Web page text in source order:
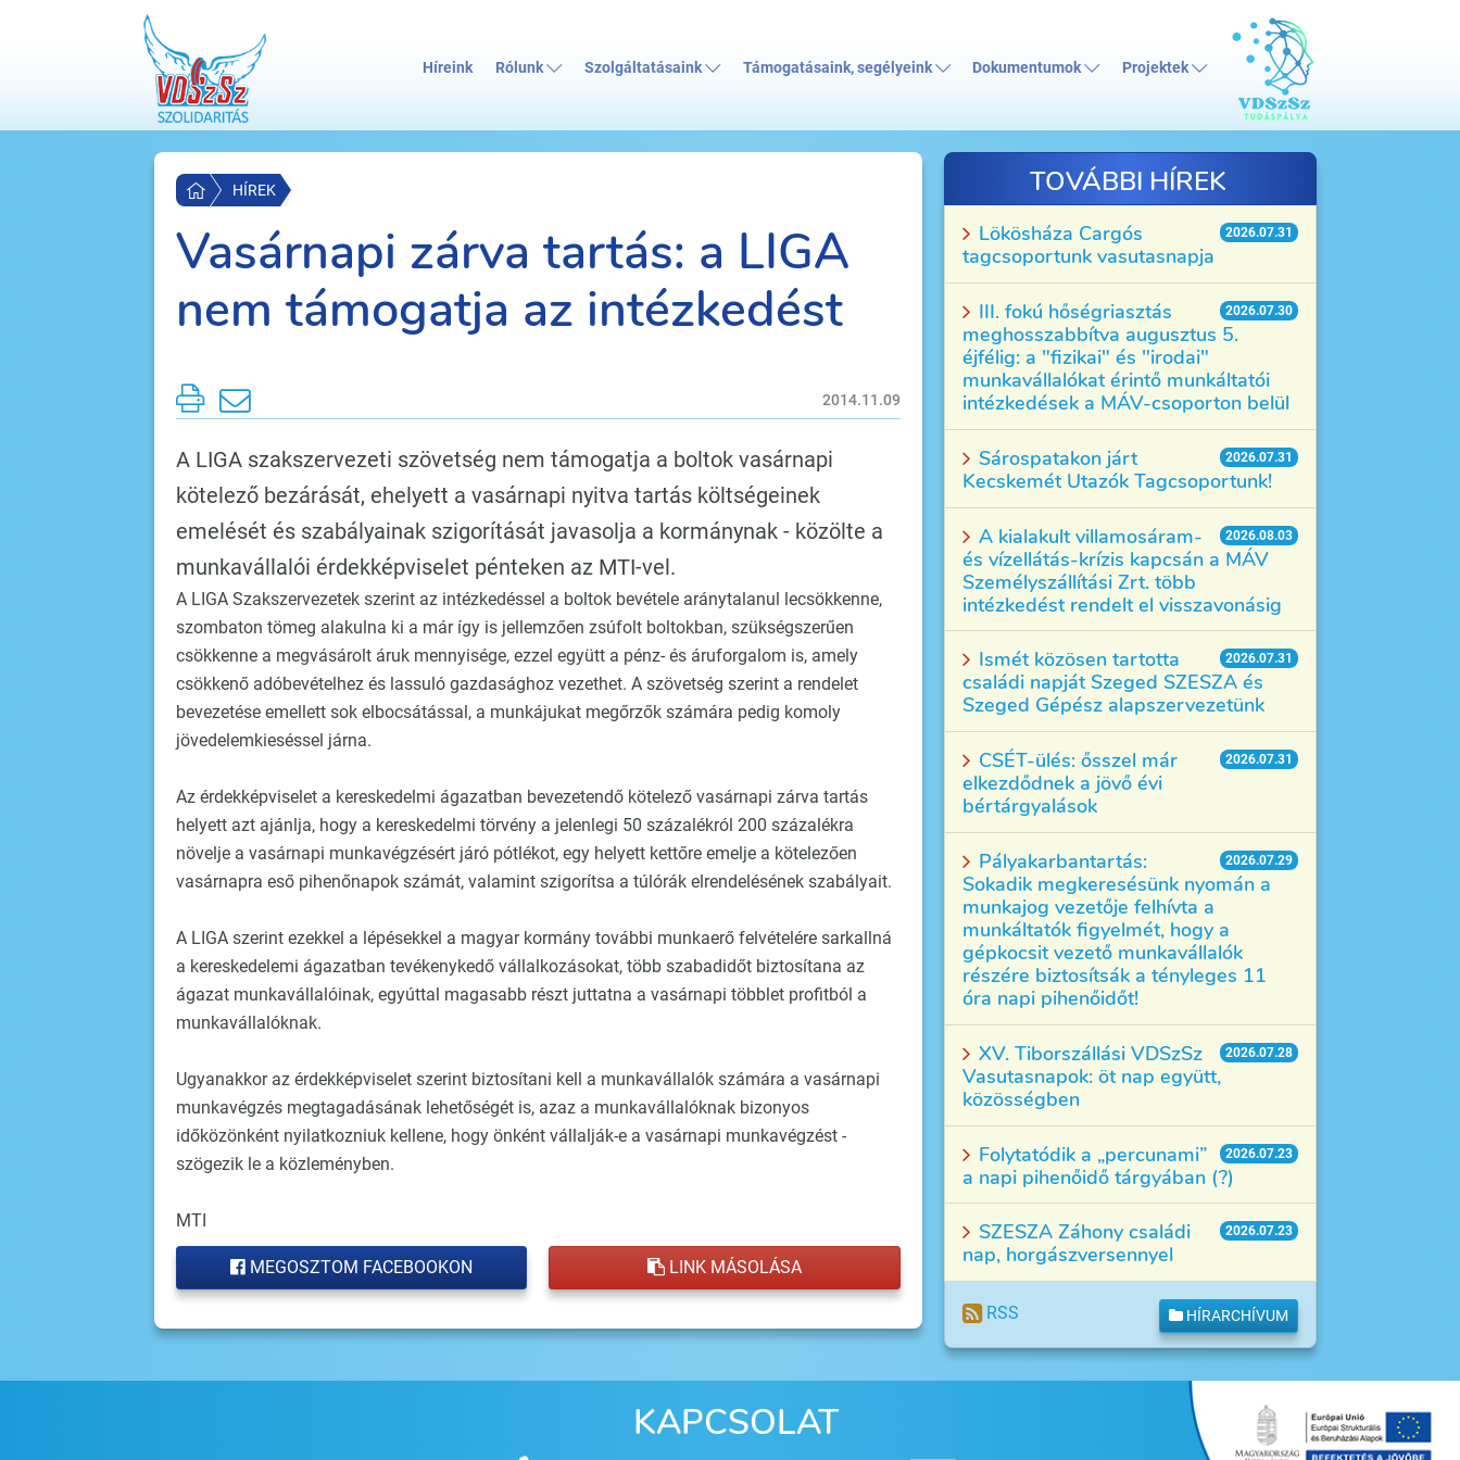
Híreink Rólunk Szolgáltatásaink Támogatásaink, segélyeink Dokumentumok Projektek
HÍREK
Vasárnapi zárva tartás: a LIGA
nem támogatja az intézkedést
2014.11.09
A LIGA szakszervezeti szövetség nem támogatja a boltok vasárnapi
kötelező bezárását, ehelyett a vasárnapi nyitva tartás költségeinek
emelését és szabályainak szigorítását javasolja a kormánynak - közölte a
munkavállalói érdekképviselet pénteken az MTI-vel.
A LIGA Szakszervezetek szerint az intézkedéssel a boltok bevétele aránytalanul lecsökkenne,
szombaton tömeg alakulna ki a már így is jellemzően zsúfolt boltokban, szükségszerűen
csökkenne a megvásárolt áruk mennyisége, ezzel együtt a pénz- és áruforgalom is, amely
csökkenő adóbevételhez és lassuló gazdasághoz vezethet. A szövetség szerint a rendelet
bevezetése emellett sok elbocsátással, a munkájukat megőrzők számára pedig komoly
jövedelemkieséssel járna.
Az érdekképviselet a kereskedelmi ágazatban bevezetendő kötelező vasárnapi zárva tartás
helyett azt ajánlja, hogy a kereskedelmi törvény a jelenlegi 50 százalékról 200 százalékra
növelje a vasárnapi munkavégzésért járó pótlékot, egy helyett kettőre emelje a kötelezően
vasárnapra eső pihenőnapok számát, valamint szigorítsa a túlórák elrendelésének szabályait.
A LIGA szerint ezekkel a lépésekkel a magyar kormány további munkaerő felvételére sarkallná
a kereskedelemi ágazatban tevékenykedő vállalkozásokat, több szabadidőt biztosítana az
ágazat munkavállalóinak, egyúttal magasabb részt juttatna a vasárnapi többlet profitból a
munkavállalóknak.
Ugyanakkor az érdekképviselet szerint biztosítani kell a munkavállalók számára a vasárnapi
munkavégzés megtagadásának lehetőségét is, azaz a munkavállalóknak bizonyos
időközönként nyilatkozniuk kellene, hogy önként vállalják-e a vasárnapi munkavégzést -
szögezik le a közleményben.
MTI
MEGOSZTOM FACEBOOKON LINK MÁSOLÁSA
TOVÁBBI HÍREK
2026.07.31
Lökösháza Cargós
tagcsoportunk vasutasnapja
2026.07.30
III. fokú hőségriasztás
meghosszabbítva augusztus 5.
éjfélig: a "fizikai" és "irodai"
munkavállalókat érintő munkáltatói
intézkedések a MÁV-csoporton belül
2026.07.31
Sárospatakon járt
Kecskemét Utazók Tagcsoportunk!
2026.08.03
A kialakult villamosáram-
és vízellátás-krízis kapcsán a MÁV
Személyszállítási Zrt. több
intézkedést rendelt el visszavonásig
2026.07.31
Ismét közösen tartotta
családi napját Szeged SZESZA és
Szeged Gépész alapszervezetünk
2026.07.31
CSÉT-ülés: ősszel már
elkezdődnek a jövő évi
bértárgyalások
2026.07.29
Pályakarbantartás:
Sokadik megkeresésünk nyomán a
munkajog vezetője felhívta a
munkáltatók figyelmét, hogy a
gépkocsit vezető munkavállalók
részére biztosítsák a tényleges 11
óra napi pihenőidőt!
2026.07.28
XV. Tiborszállási VDSzSz
Vasutasnapok: öt nap együtt,
közösségben
2026.07.23
Folytatódik a „percunami”
a napi pihenőidő tárgyában (?)
2026.07.23
SZESZA Záhony családi
nap, horgászversennyel
RSS HÍRARCHÍVUM
KAPCSOLAT